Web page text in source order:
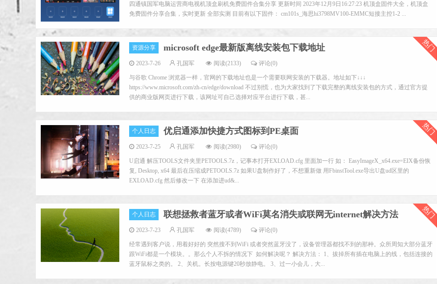
四通镇国军电脑运营商电视机顶盒刷机免费固件合集分享 更新时间 2023年12月9日16:27:23 机顶盒固件大全，机顶盒
免费固件分享合集，实时更新 全部实测 目前有以下固件： cm101s_海思hi3798MV100-EMMC短接主控1-2 ...
资源分享 microsoft edge最新版离线安装包下载地址
2023-7-26 孔国军 阅读(2133) 评论(0)
与谷歌 Chrome 浏览器一样，官网的下载地址也是一个需要联网安装的下载器。地址如下↓↓↓
https://www.microsoft.com/zh-cn/edge/download 不过别慌，也为大家找到了下载完整的离线安装包的方式，通过官方提
供的商业版网页进行下载，该网址可自己选择对应平台进行下载，甚...
热门
个人日志 优启通添加快捷方式图标到PE桌面
2023-7-25 孔国军 阅读(2980) 评论(0)
U启通 解压TOOLS文件夹里PETOOLS.7z，记事本打开EXLOAD.cfg 里面加一行 如： EasyImageX_x64.exe=EIX备份恢
复, Desktop, x64 最后在压缩成PETOOLS.7z 如果U盘制作好了，不想重新做 用FbinstTool.exe导出U盘ud区里的
EXLOAD.cfg 然后修改一下 在添加进ud&...
热门
个人日志 联想拯救者蓝牙或者WiFi莫名消失或联网无internet解决方法
2023-7-23 孔国军 阅读(4789) 评论(0)
经常遇到客户说，用着好好的 突然搜不到WiFi 或者突然蓝牙没了，设备管理器都找不到的那种。众所周知大部分蓝牙
跟WiFi都是一个模块。。那么个人不拆的情况下 如何解决呢？ 解决方法： 1、拔掉所有插在电脑上的线，包括连接的
蓝牙鼠标之类的。 2、关机。长按电源键20秒放静电。 3、过一小会儿，大...
热门